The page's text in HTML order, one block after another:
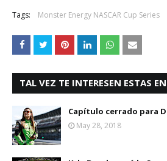
Tags: Monster Energy NASCAR Cup Series
TAL VEZ TE INTERESEN ESTAS
Capítulo cerrado para
May 28, 2018